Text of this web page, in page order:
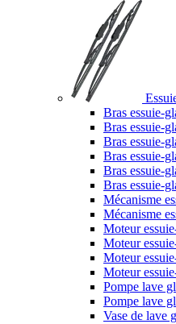
Bras essuie-
Bras essuie-
Bras essuie-
Bras essuie-
Bras essuie-
Bras essuie-
Mécanisme
Mécanisme
Moteur
Moteur
Moteur
Moteur
Pompe lave
Pompe lave
Vase de lave